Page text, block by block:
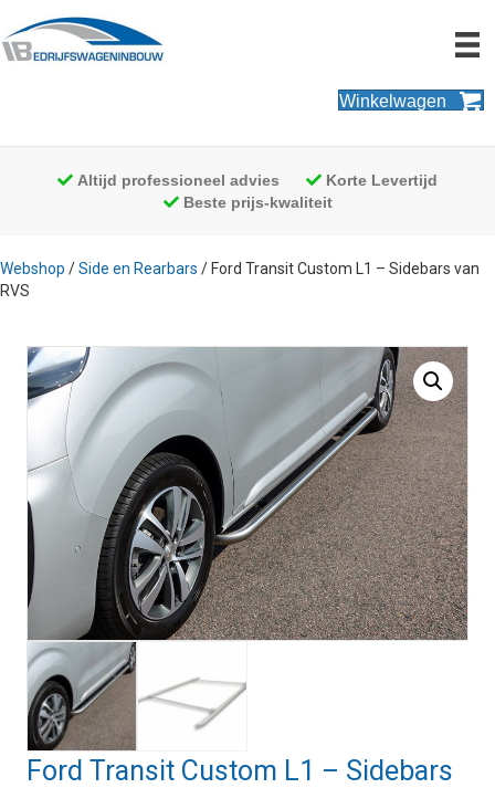
Winkelwagen
Altijd professioneel advies
Korte Levertijd
Beste prijs-kwaliteit
Webshop /Side en Rearbars / Ford Transit Custom L1 – Sidebars van
RVS
Ford Transit Custom L1 – Sidebars